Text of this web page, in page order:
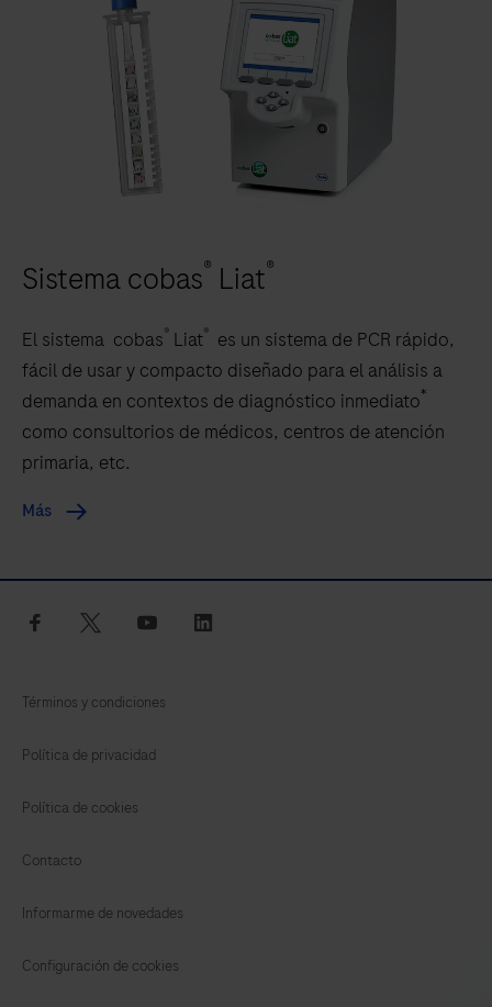
Sistema cobas® Liat®
El sistema cobas® Liat® es un sistema de PCR rápido,
fácil de usar y compacto diseñado para el análisis a
demanda en contextos de diagnóstico inmediato*
como consultorios de médicos, centros de atención
primaria, etc.
Más
facebook twitter youtube
Términos y condiciones
Política de privacidad
Política de cookies
Contacto
Informarme de novedades
Configuración de cookies